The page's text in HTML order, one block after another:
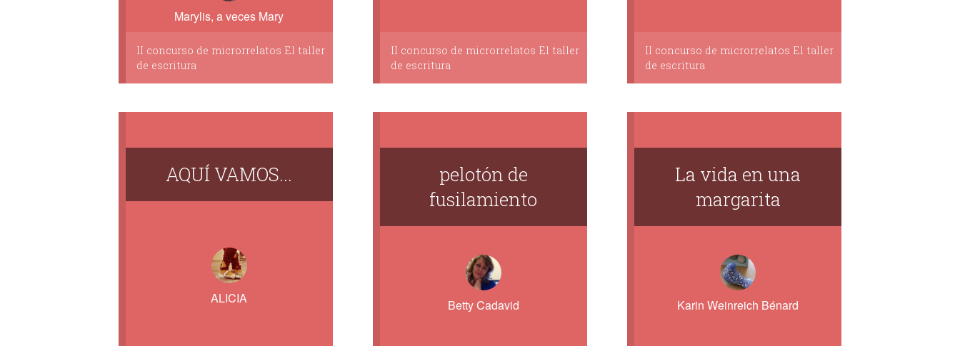
Marylis, a veces Mary
II concurso de microrrelatos El taller
de escritura
II concurso de microrrelatos El taller
de escritura
II concurso de microrrelatos El taller
de escritura
AQUÍ VAMOS...
ALICIA
pelotón de
fusilamiento
Betty Cadavid
La vida en una
margarita
Karin Weinreich Bénard